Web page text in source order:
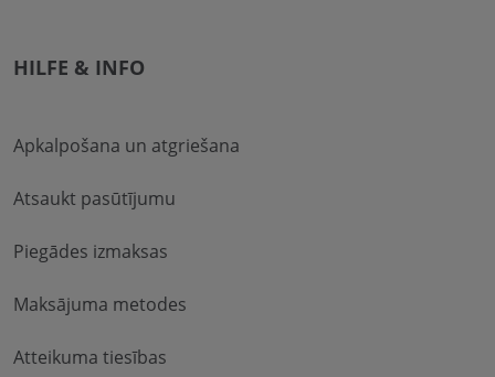
HILFE & INFO
Apkalpošana un atgriešana
Atsaukt pasūtījumu
Piegādes izmaksas
Maksājuma metodes
Atteikuma tiesības